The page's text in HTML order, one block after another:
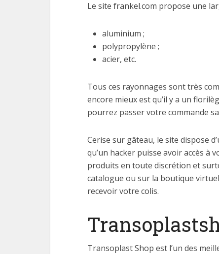
Le site frankel.com propose une
aluminium ;
polypropylène ;
acier, etc.
Tous ces rayonnages sont très
encore mieux est qu’il y a un
pourrez passer votre commande
Cerise sur gâteau, le site dispose
qu’un hacker puisse avoir accès à
produits en toute discrétion et
catalogue ou sur la boutique
recevoir votre colis.
Transoplast Shop est l’un des